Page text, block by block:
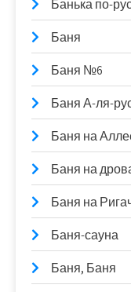
Банька по-
Баня
Баня №6
Баня А-ля-
Баня на
Баня на
Баня на
Баня-сауна
Баня, Баня